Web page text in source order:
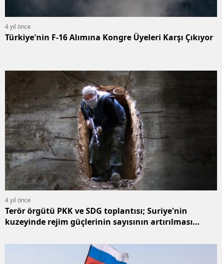
4 yıl önce
Türkiye'nin F-16 Alımına Kongre Üyeleri Karşı Çıkıyor
4 yıl önce
Terör örgütü PKK ve SDG toplantısı; Suriye'nin
kuzeyinde rejim güçlerinin sayısının artırılması